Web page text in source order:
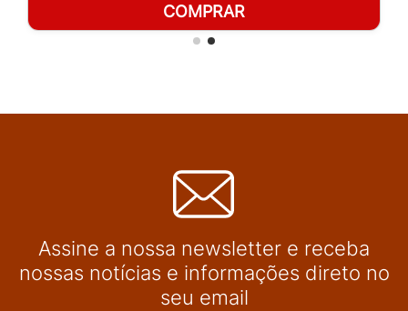
COMPRAR
Assine a nossa newsletter e receba
nossas notícias e informações direto no
seu email